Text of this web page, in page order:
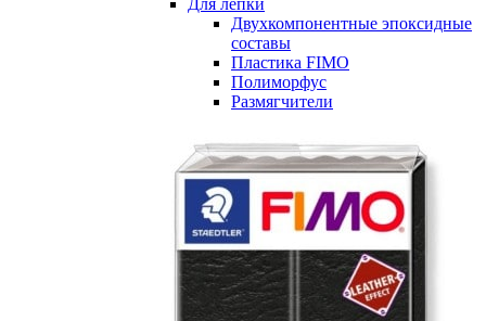
Для лепки
Двухкомпонентные эпоксидные
составы
Пластика FIMO
Полиморфус
Размягчители